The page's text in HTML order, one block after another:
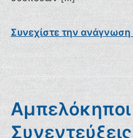
Συνεχίστε την